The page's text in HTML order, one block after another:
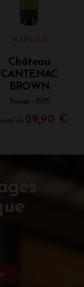
MARGAUX
Château
CANTENAC
BROWN
Rouge - 2015
de 29,90 €